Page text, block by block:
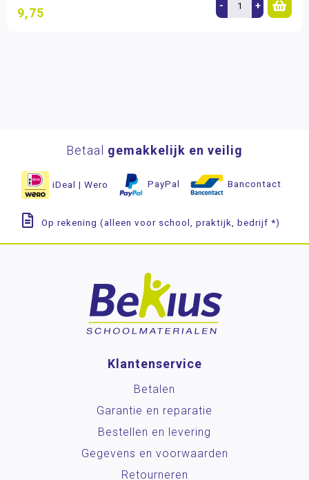
9,75 - +
Betaal gemakkelijk en veilig
iDeal | Wero PayPal Bancontact
Op rekening (alleen voor school, praktijk, bedrijf *)
Klantenservice
Betalen
Garantie en reparatie
Bestellen en levering
Gegevens en voorwaarden
Retourneren